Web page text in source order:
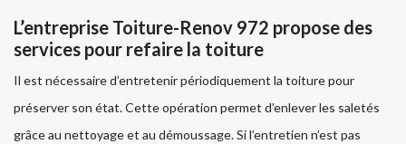
L’entreprise Toiture-Renov 972 propose des
services pour refaire la toiture
Il est nécessaire d’entretenir périodiquement la toiture pour
préserver son état. Cette opération permet d’enlever les saletés
grâce au nettoyage et au démoussage. Si l’entretien n’est pas